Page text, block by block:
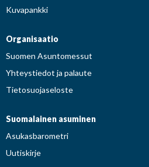
Kuvapankki
Organisaatio
Suomen Asuntomessut
Yhteystiedot ja palaute
Tietosuojaseloste
Suomalainen asuminen
Asukasbarometri
Uutiskirje